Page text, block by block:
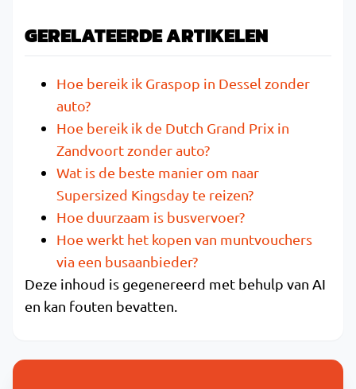
GERELATEERDE ARTIKELEN
Hoe bereik ik Graspop in Dessel zonder
auto?
Hoe bereik ik de Dutch Grand Prix in
Zandvoort zonder auto?
Wat is de beste manier om naar
Supersized Kingsday te reizen?
Hoe duurzaam is busvervoer?
Hoe werkt het kopen van muntvouchers
via een busaanbieder?
Deze inhoud is gegenereerd met behulp van AI
en kan fouten bevatten.